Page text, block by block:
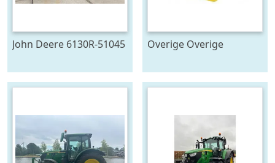
John Deere 6130R-51045
Overige Overige